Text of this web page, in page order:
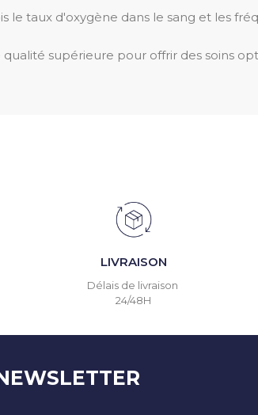
le taux d'oxygène dans le sang et les
supérieure pour offrir des soins
LIVRAISON
Délais de livraison
24/48H